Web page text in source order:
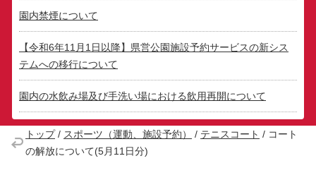
園内禁煙について
【令和6年11月1日以降】県営公園施設予約サービスの新シス
テムへの移行について
園内の水飲み場及び手洗い場における飲用再開について
トップ/ スポーツ（運動、施設予約） / テニスコート / コート
の解放について(5月11日分)